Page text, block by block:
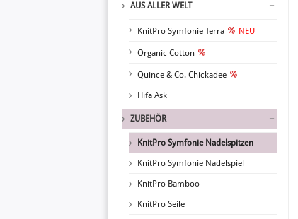
AUS ALLER WELT
KnitPro Symfonie Terra NEU
Organic Cotton
Quince & Co. Chickadee
Hifa Ask
ZUBEHÖR
KnitPro Symfonie Nadelspitzen
KnitPro Symfonie Nadelspiel
KnitPro Bamboo
KnitPro Seile